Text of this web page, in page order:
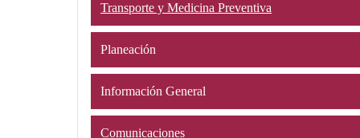
Transporte y Medicina Preventiva
Planeación
Información General
Comunicaciones